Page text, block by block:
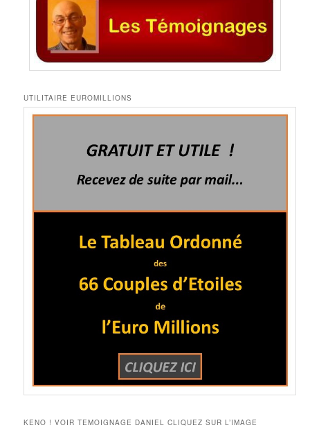
UTILITAIRE EUROMILLIONS
KENO ! VOIR TEMOIGNAGE DANIEL CLIQUEZ SUR L’IMAGE